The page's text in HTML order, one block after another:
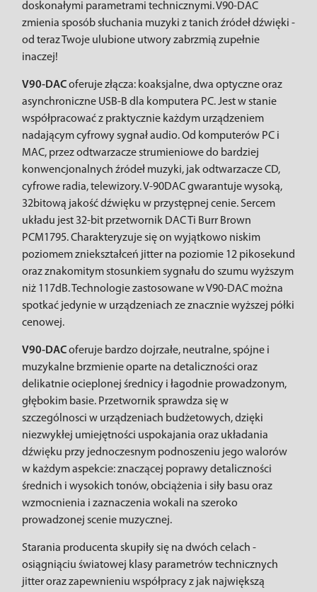
doskonałymi parametrami technicznymi. V90-DAC
zmienia sposób słuchania muzyki z tanich źródeł dźwięki -
od teraz Twoje ulubione utwory zabrzmią zupełnie
inaczej!
V90-DACoferuje złącza: koaksjalne, dwa optyczne oraz
asynchroniczne USB-B dla komputera PC. Jest w stanie
współpracować z praktycznie każdym urządzeniem
nadającym cyfrowy sygnał audio. Od komputerów PC i
MAC, przez odtwarzacze strumieniowe do bardziej
konwencjonalnych źródeł muzyki, jak odtwarzacze CD,
cyfrowe radia, telewizory. V-90DAC gwarantuje wysoką,
32bitową jakość dźwięku w przystępnej cenie. Sercem
układu jest 32-bit przetwornik DAC Ti Burr Brown
PCM1795. Charakteryzuje się on wyjątkowo niskim
poziomem zniekształceń jitter na poziomie 12 pikosekund
oraz znakomitym stosunkiem sygnału do szumu wyższym
niż 117dB. Technologie zastosowane w V90-DAC można
spotkać jedynie w urządzeniach ze znacznie wyższej półki
cenowej.
V90-DACoferuje bardzo dojrzałe, neutralne, spójne i
muzykalne brzmienie oparte na detaliczności oraz
delikatnie ocieplonej średnicy i łagodnie prowadzonym,
głębokim basie. Przetwornik sprawdza się w
szczególnosci w urządzeniach budżetowych, dzięki
niezwykłej umiejętności uspokajania oraz układania
dźwięku przy jednoczesnym podnoszeniu jego walorów
w każdym aspekcie: znaczącej poprawy detaliczności
średnich i wysokich tonów, obciążenia i siły basu oraz
wzmocnienia i zaznaczenia wokali na szeroko
prowadzonej scenie muzycznej.
Starania producenta skupiły się na dwóch celach -
osiągniąciu światowej klasy parametrów technicznych
jitter oraz zapewnieniu współpracy z jak największą